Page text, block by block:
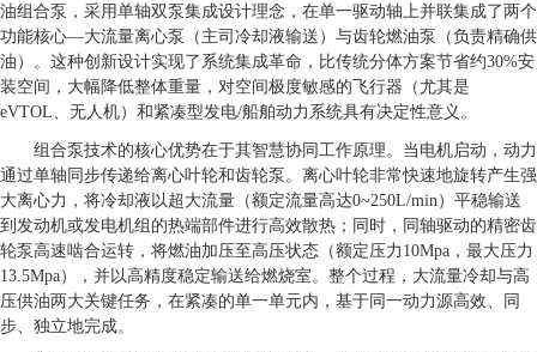
油组合泵，采用单轴双泵集成设计理念，在单一驱动轴上并联集成了两个
功能核心—大流量离心泵（主司冷却液输送）与齿轮燃油泵（负责精确供
油）。这种创新设计实现了系统集成革命，比传统分体方案节省约30%安
装空间，大幅降低整体重量，对空间极度敏感的飞行器（尤其是
eVTOL、无人机）和紧凑型发电/船舶动力系统具有决定性意义。
组合泵技术的核心优势在于其智慧协同工作原理。当电机启动，动力
通过单轴同步传递给离心叶轮和齿轮泵。离心叶轮非常快速地旋转产生强
大离心力，将冷却液以超大流量（额定流量高达0~250L/min）平稳输送
到发动机或发电机组的热端部件进行高效散热；同时，同轴驱动的精密齿
轮泵高速啮合运转，将燃油加压至高压状态（额定压力10Mpa，最大压力
13.5Mpa），并以高精度稳定输送给燃烧室。整个过程，大流量冷却与高
压供油两大关键任务，在紧凑的单一单元内，基于同一动力源高效、同
步、独立地完成。